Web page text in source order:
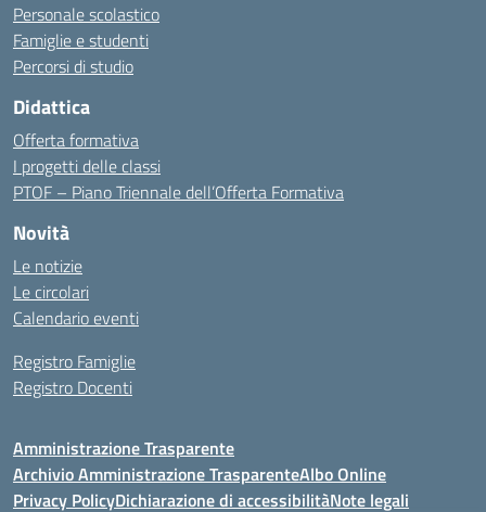
Personale scolastico
Famiglie e studenti
Percorsi di studio
Didattica
Offerta formativa
I progetti delle classi
PTOF – Piano Triennale dell’Offerta Formativa
Novità
Le notizie
Le circolari
Calendario eventi
Registro Famiglie
Registro Docenti
Amministrazione Trasparente
Archivio Amministrazione TrasparenteAlbo Online
Privacy PolicyDichiarazione di accessibilitàNote legali